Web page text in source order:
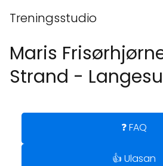
Treningsstudio
Maris
Strand -
❓ FAQ
👍 Ulasan